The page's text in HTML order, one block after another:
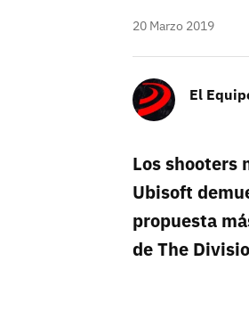
20 Marzo 2019
El
Los shooters
Ubisoft
propuesta
de The